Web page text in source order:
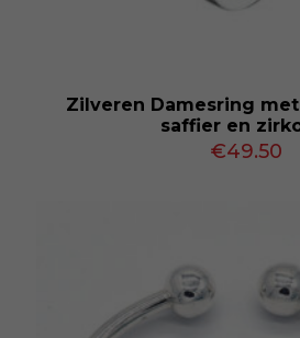
Zilveren Damesring
saffier en
€49.50